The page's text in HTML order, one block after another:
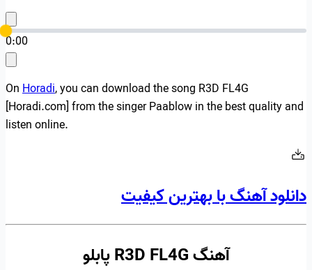
0:00
OnHoradi, you can download the song R3D FL4G
[Horadi.com] from the singer Paablow in the best quality and
listen online.
دانلود آهنگ با بهترین کیفیت
آهنگ R3D FL4G پابلو